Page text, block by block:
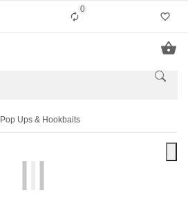
0Liste ist leer
Pop Ups & Hookbaits